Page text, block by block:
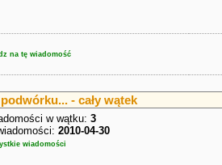
na tę wiadomość
- cały wątek
w wątku: 3
2010-04-30
wiadomości